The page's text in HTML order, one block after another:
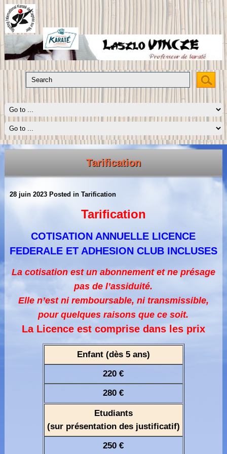
Tarification
28 juin 2023Posted in Tarification
Tarification
COTISATION ANNUELLE LICENCE
FEDERALE ET ADHESION CLUB INCLUSES
La cotisation est un abonnement et ne présage
pas de l’assiduité.
Elle n’est ni remboursable, ni transmissible,
pour quelques raisons que ce soit.
La Licence est comprise dans les prix
Enfant (dès 5 ans)
220 €
280 €
Etudiants
(sur présentation des justificatif)
250 €